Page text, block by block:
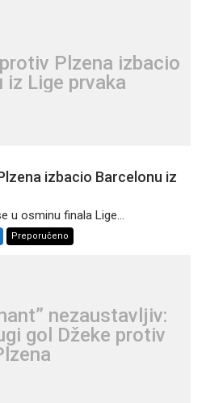
Plzena izbacio
iz Lige prvaka
izbacio Barcelonu iz
u osminu finala Lige...
Preporučeno
nezaustavljiv:
gol Džeke protiv